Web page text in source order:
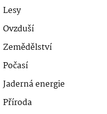
Lesy
Ovzduší
Zemědělství
Počasí
Jaderná energie
Příroda